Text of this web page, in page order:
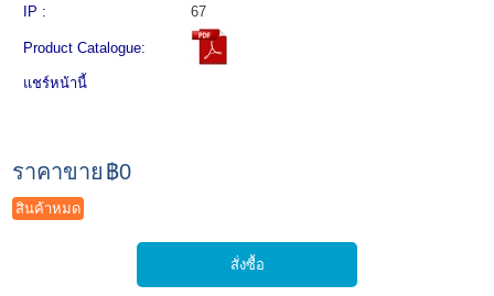
IP :
67
Product Catalogue:
แชร์หน้านี้
ราคาขาย ฿0
สินค้าหมด